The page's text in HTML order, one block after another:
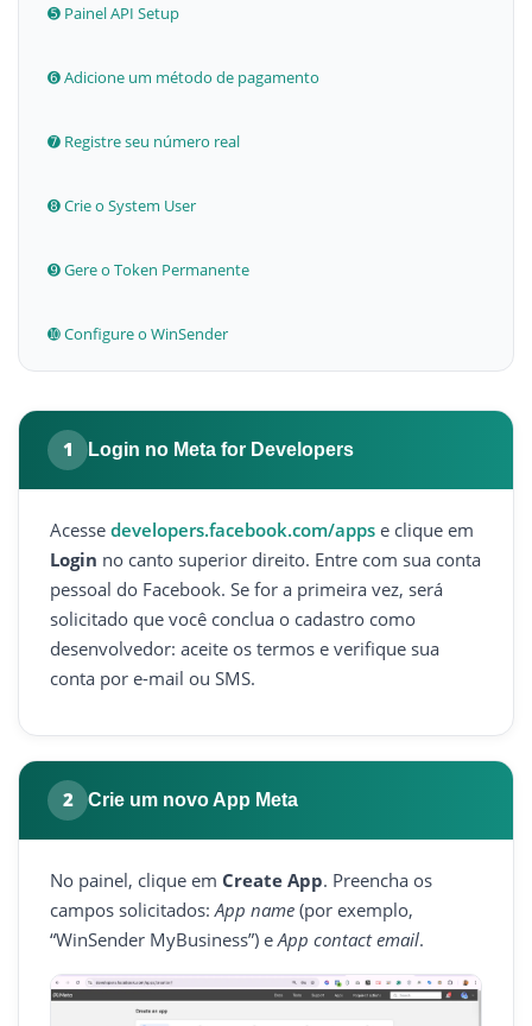
➎ Painel API Setup
➏ Adicione um método de pagamento
➐ Registre seu número real
➑ Crie o System User
➒ Gere o Token Permanente
➓ Configure o WinSender
1 Login no Meta for Developers
Acesse developers.facebook.com/apps e clique em
Login no canto superior direito. Entre com sua conta
pessoal do Facebook. Se for a primeira vez, será
solicitado que você conclua o cadastro como
desenvolvedor: aceite os termos e verifique sua
conta por e-mail ou SMS.
2 Crie um novo App Meta
No painel, clique em Create App. Preencha os
campos solicitados: App name (por exemplo,
“WinSender MyBusiness”) e App contact email.